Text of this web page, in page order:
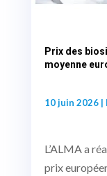
Prix des
moyenne
10 juin 2026|
L’ALMA a
prix